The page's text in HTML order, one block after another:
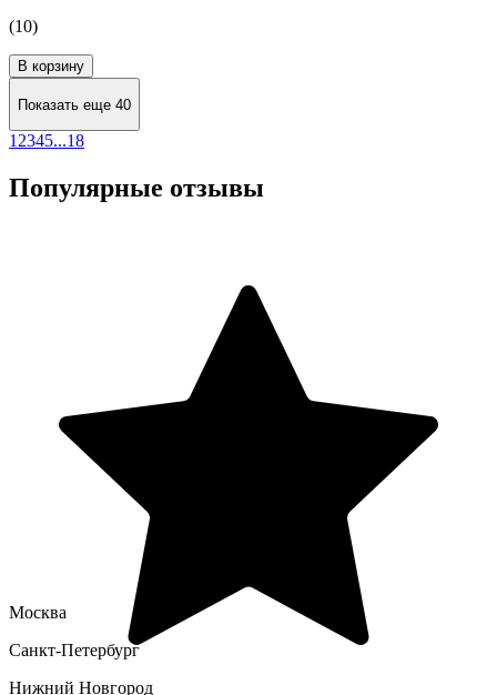
(10)
В корзину
Показать еще 40
1 2345...18
Популярные отзывы
Москва
Санкт-Петербург
Нижний Новгород